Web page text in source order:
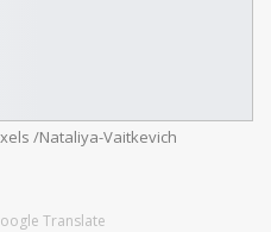
/Nataliya-Vaitkevich
Translate